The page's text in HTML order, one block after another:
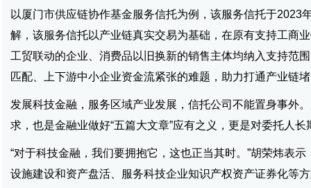
以厦门市供应链协作基金服务信托为例，该服务信托于
解，该服务信托以产业链真实交易为基础，在原有支持工商
工贸联动的企业、消费品以旧换新的销售主体均纳入支持范
匹配、上下游中小企业资金流紧张的难题，助力打通产业链
发展科技金融，服务区域产业发展，信托公司不能置身事外
求，也是金融业做好“五篇大文章”应有之义，更是对委托人
“对于科技金融，我们要拥抱它，这也正当其时。”胡荣炜表
设施建设和资产盘活、服务科技企业知识产权资产证券化等